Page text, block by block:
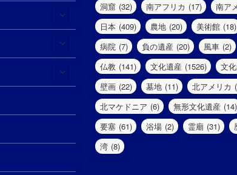
洞窟 (32) 南アフリカ (17) 南ア
日本 (409) 農地 (20) 美術館 (18)
病院 (7) 負の遺産 (20) 風車 (2)
仏教 (141) 文化遺産 (1526) 文
壁画 (22) 墓地 (11) 北アメリカ
北マケドニア (6) 無形文化遺産 (14)
要塞 (61) 浴場 (2) 霊廟 (31)
湾 (8)